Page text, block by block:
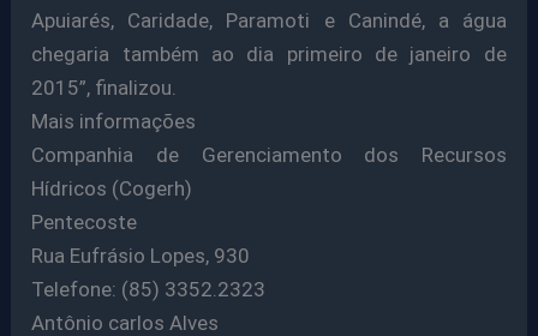
Apuiarés, Caridade, Paramoti e Canindé, a água
chegaria também ao dia primeiro de janeiro de
2015”, finalizou.
Mais informações
Companhia de Gerenciamento dos Recursos
Hídricos (Cogerh)
Pentecoste
Rua Eufrásio Lopes, 930
Telefone: (85) 3352.2323
Antônio carlos Alves